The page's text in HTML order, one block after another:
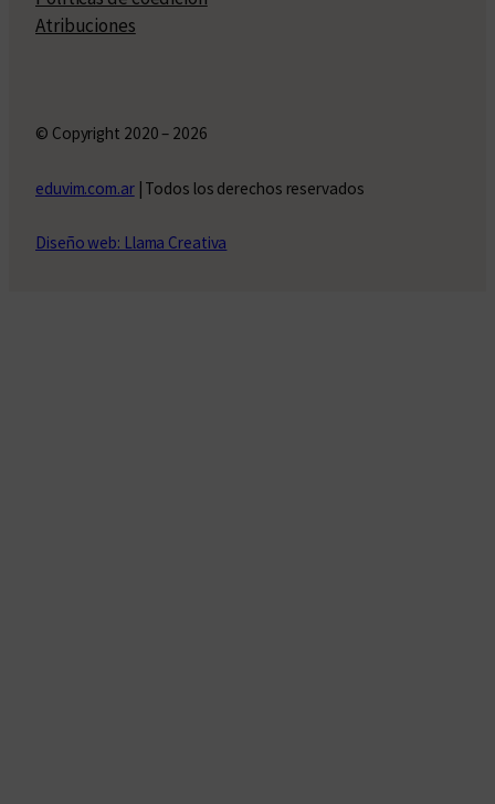
Atribuciones
© Copyright 2020 – 2026
eduvim.com.ar| Todos los derechos reservados
Diseño web: Llama Creativa